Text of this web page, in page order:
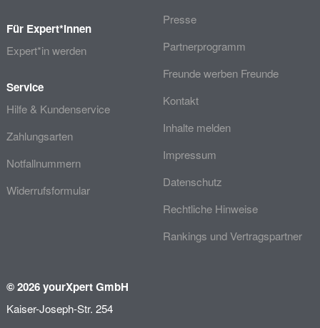
Für Expert*innen
Expert*in werden
Service
Hilfe & Kundenservice
Zahlungsarten
Notfallnummern
Widerrufsformular
Presse
Partnerprogramm
Freunde werben Freunde
Kontakt
Inhalte melden
Impressum
Datenschutz
Rechtliche Hinweise
Rankings und Vertragspartner
© 2026 yourXpert GmbH
Kaiser-Joseph-Str. 254